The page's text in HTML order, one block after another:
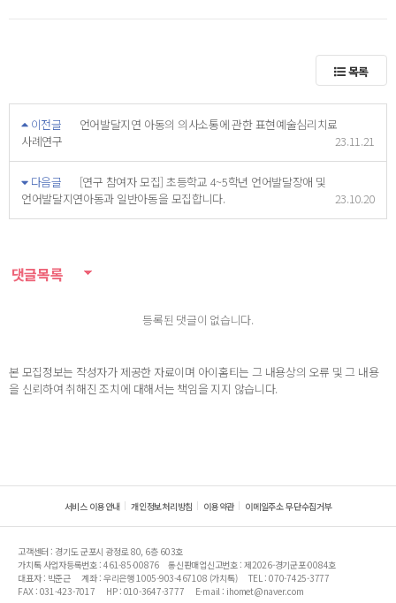
목록
이전글
언어발달지연 아동의 의사소통에 관한 표현예술심리치료
사례연구
23.11.21
다음글
[연구 참여자 모집] 초등학교 4~5학년 언어발달장애 및
언어발달지연아동과 일반아동을 모집합니다.
23.10.20
댓글목록
등록된 댓글이 없습니다.
본 모집정보는 작성자가 제공한 자료이며 아이홈티는 그 내용상의 오류 및 그 내용
을 신뢰하여 취해진 조치에 대해서는 책임을 지지 않습니다.
서비스 이용안내 개인정보처리방침 이용약관 이메일주소 무단수집거부
고객센터 : 경기도 군포시 광정로 80, 6층 603호
가치톡 사업자등록번호 : 461-85-00876
통신판매업신고번호 : 제2026-경기군포-0084호
대표자 : 박준근
계좌 : 우리은행 1005-903-467108 (가치톡)
TEL : 070-7425-3777
FAX : 031-423-7017
HP : 010-3647-3777 E-mail : ihomet@naver.com